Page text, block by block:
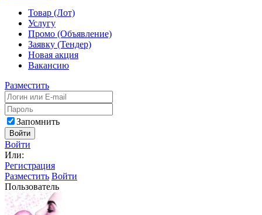
Товар (Лот)
Услугу
Промо (Объявление)
Заявку (Тендер)
Новая акция
Вакансию
Разместить
Запомнить
Войти
Войти
Или:
Регистрация
Разместить Войти
Пользователь